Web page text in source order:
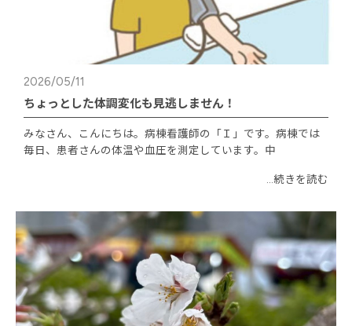
2026/05/11
ちょっとした体調変化も見逃しません！
みなさん、こんにちは。病棟看護師の「Ｉ」です。病棟では
毎日、患者さんの体温や血圧を測定しています。中
...続きを読む